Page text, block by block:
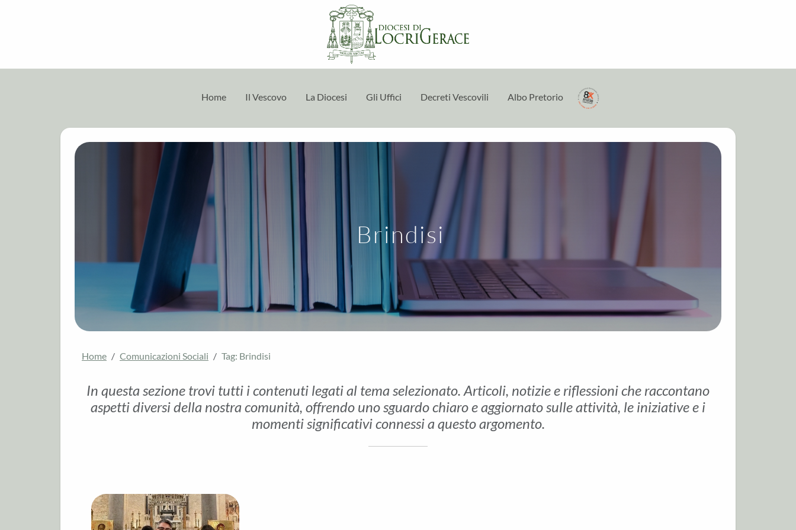
Home Il Vescovo La Diocesi Gli Uffici Decreti Vescovili Albo Pretorio
Brindisi
Home Comunicazioni Sociali Tag: Brindisi
In questa sezione trovi tutti i contenuti legati al tema selezionato. Articoli, notizie e riflessioni che raccontano
aspetti diversi della nostra comunità, offrendo uno sguardo chiaro e aggiornato sulle attività, le iniziative e i
momenti significativi connessi a questo argomento.